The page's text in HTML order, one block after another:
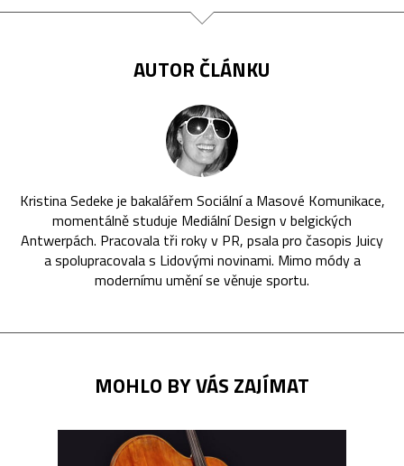
AUTOR ČLÁNKU
Kristina Sedeke je bakalářem Sociální a Masové Komunikace,
momentálně studuje Mediální Design v belgických
Antwerpách. Pracovala tři roky v PR, psala pro časopis Juicy
a spolupracovala s Lidovými novinami. Mimo módy a
modernímu umění se věnuje sportu.
MOHLO BY VÁS ZAJÍMAT